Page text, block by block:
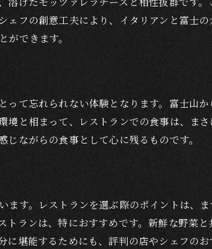
す秘訣
しむポイント
魅力
密
素
わい
モンのカルパッチョ
フの創意工夫により、イタリアンと富士
ができます。
て忘れられない体験となります。富士山
と相まって、レストランでの食事は、ま
ながらの食事として心に残るものです。
す。レストランを選ぶ際のポイントは、
ランは、特におすすめです。新鮮な野菜
堪能するためにも、評判の店やシェフの